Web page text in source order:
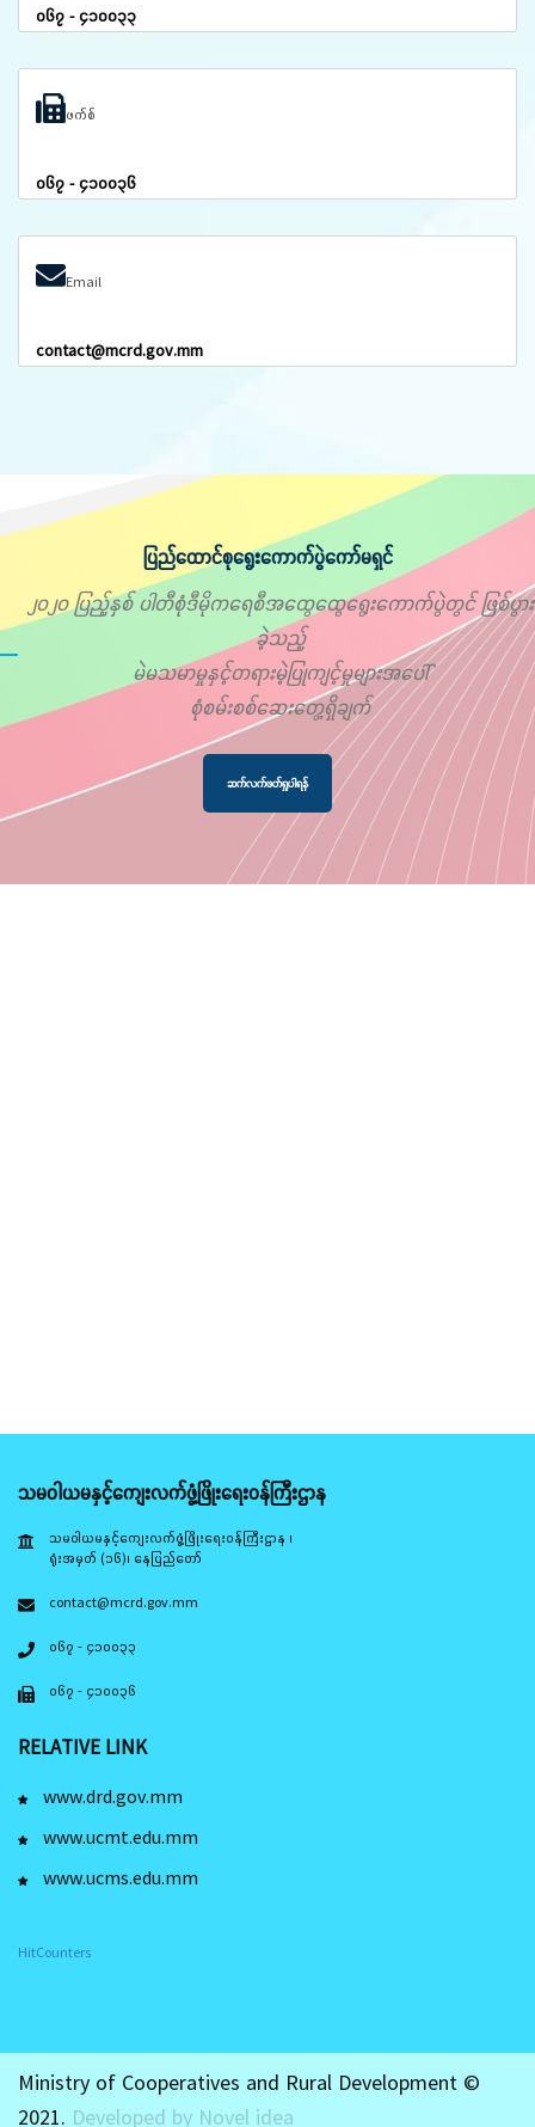
၀၆၇ - ၄၁၀၀၃၃
ဖက်စ်
၀၆၇ - ၄၁၀၀၃၆
Email
contact@mcrd.gov.mm
ပြည်ထောင်စုရွေးကောက်ပွဲကော်မရှင်
၂၀၂၀ ပြည့်နှစ် ပါတီစုံဒီမိုကရေစီအထွေထွေရွေးကောက်ပွဲတွင် ဖြစ်ပွား
ခဲ့သည့်
မဲမသမာမှုနှင့်တရားမဲ့ပြုကျင့်မှုများအပေါ်
စုံစမ်းစစ်ဆေးတွေ့ရှိချက်
ဆက်လက်ဖတ်ရှုပါရန်
သမဝါယမနှင့်ကျေးလက်ဖွံ့ဖြိုးရေးဝန်ကြီးဌာန
သမဝါယမနှင့်ကျေးလက်ဖွံ့ဖြိုးရေးဝန်ကြီးဌာန ၊
ရုံးအမှတ် (၁၆)၊ နေပြည်တော်
contact@mcrd.gov.mm
၀၆၇ - ၄၁၀၀၃၃
၀၆၇ - ၄၁၀၀၃၆
RELATIVE LINK
www.drd.gov.mm
www.ucmt.edu.mm
www.ucms.edu.mm
HitCounters
Ministry of Cooperatives and Rural Development ©
2021. Developed by Novel idea